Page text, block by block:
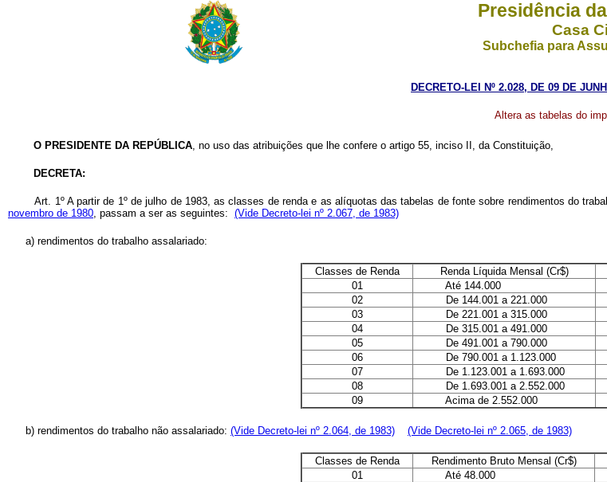
Presidência
Casa
Subchefia para
DECRETO-LEI Nº 2.028, DE 09 DE
Altera as tabelas do
O PRESIDENTE DA REPÚBLICA, no uso das atribuições que lhe confere o artigo 55, inciso II, da Constituição,
DECRETA:
Art. 1º A partir de 1º de julho de 1983, as classes de renda e as alíquotas das tabelas de fonte sobre rendimentos do
novembro de 1980, passam a ser as seguintes: (Vide Decreto-lei nº 2.067, de 1983)
a) rendimentos do trabalho assalariado:
Classes de Renda Renda Líquida Mensal (Cr$)
01
Até 144.000
02
De 144.001 a 221.000
03
De 221.001 a 315.000
04
De 315.001 a 491.000
05
De 491.001 a 790.000
06
De 790.001 a 1.123.000
07
De 1.123.001 a 1.693.000
08
De 1.693.001 a 2.552.000
09
Acima de 2.552.000
b) rendimentos do trabalho não assalariado: (Vide Decreto-lei nº 2.064, de 1983) (Vide Decreto-lei nº 2.065, de 1983)
Classes de Renda Rendimento Bruto Mensal (Cr$)
01
Até 48.000